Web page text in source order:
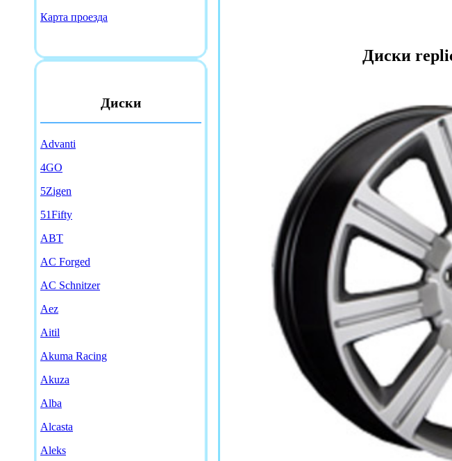
Карта проезда
Диски
Advanti
4GO
5Zigen
51Fifty
ABT
AC Forged
AC Schnitzer
Aez
Aitil
Akuma Racing
Akuza
Alba
Alcasta
Aleks
Диски